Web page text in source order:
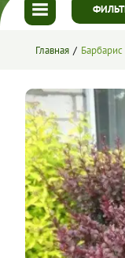
Главная